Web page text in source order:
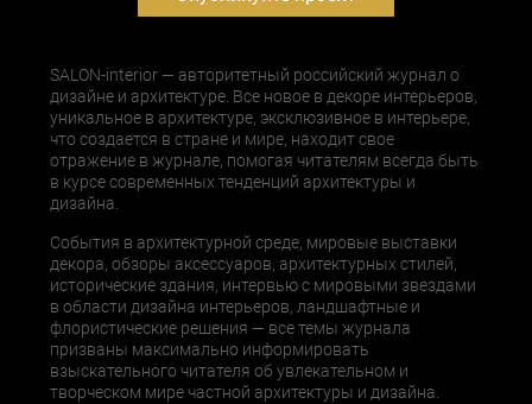
SALON-interior — авторитетный российский журнал о
дизайне и архитектуре. Все новое в декоре интерьеров,
уникальное в архитектуре, эксклюзивное в интерьере,
что создается в стране и мире, находит свое
отражение в журнале, помогая читателям всегда быть
в курсе современных тенденций архитектуры и
дизайна.
События в архитектурной среде, мировые выставки
декора, обзоры аксессуаров, архитектурных стилей,
исторические здания, интервью с мировыми звездами
в области дизайна интерьеров, ландшафтные и
флористические решения — все темы журнала
призваны максимально информировать
взыскательного читателя об увлекательном и
творческом мире частной архитектуры и дизайна.